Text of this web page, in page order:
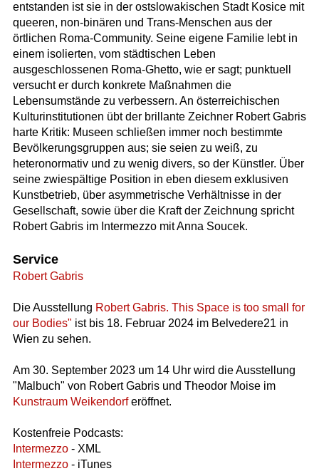
entstanden ist sie in der ostslowakischen Stadt Kosice mit
queeren, non-binären und Trans-Menschen aus der
örtlichen Roma-Community. Seine eigene Familie lebt in
einem isolierten, vom städtischen Leben
ausgeschlossenen Roma-Ghetto, wie er sagt; punktuell
versucht er durch konkrete Maßnahmen die
Lebensumstände zu verbessern. An österreichischen
Kulturinstitutionen übt der brillante Zeichner Robert Gabris
harte Kritik: Museen schließen immer noch bestimmte
Bevölkerungsgruppen aus; sie seien zu weiß, zu
heteronormativ und zu wenig divers, so der Künstler. Über
seine zwiespältige Position in eben diesem exklusiven
Kunstbetrieb, über asymmetrische Verhältnisse in der
Gesellschaft, sowie über die Kraft der Zeichnung spricht
Robert Gabris im Intermezzo mit Anna Soucek.
Service
Robert Gabris
Die Ausstellung Robert Gabris. This Space is too small for
our Bodies" ist bis 18. Februar 2024 im Belvedere21 in
Wien zu sehen.
Am 30. September 2023 um 14 Uhr wird die Ausstellung
"Malbuch" von Robert Gabris und Theodor Moise im
Kunstraum Weikendorferöffnet.
Kostenfreie Podcasts:
Intermezzo- XML
Intermezzo- iTunes